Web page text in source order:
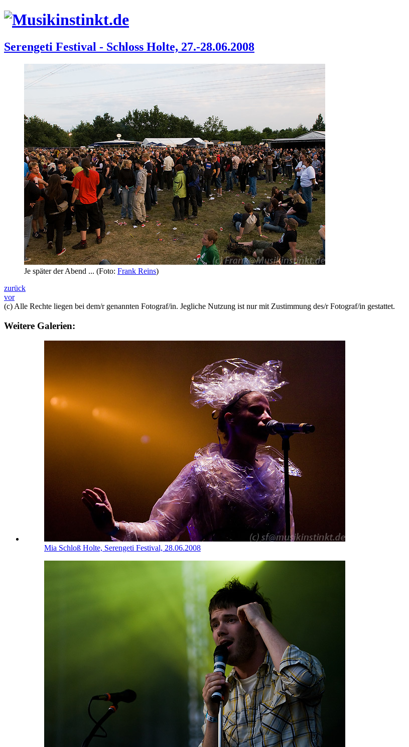
Serengeti Festival - Schloss Holte, 27.-28.06.2008
Je später der Abend ... (Foto: Frank Reins)
zurück
vor
(c) Alle Rechte liegen bei dem/r genannten Fotograf/in. Jegliche Nutzung ist nur mit Zustimmung des/r Fotograf/in gestattet.
Weitere Galerien:
Mia Schloß Holte, Serengeti Festival, 28.06.2008